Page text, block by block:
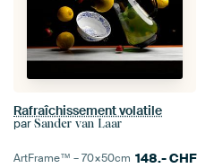
Rafraîchissement volatile
par Sander van Laar
ArtFrame™ –70×50cm 148.-CHF